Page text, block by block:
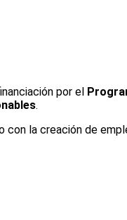
por el
.
la creación de